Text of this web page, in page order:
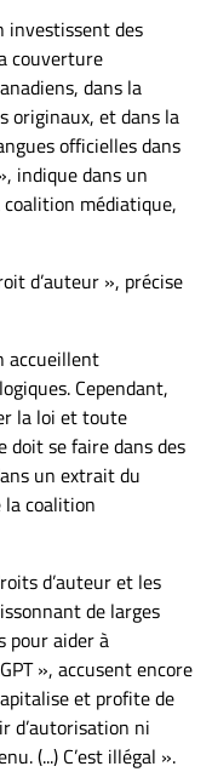
investissent des
couverture
dans la
originaux, et dans la
officielles dans
indique dans un
médiatique,
d’auteur », précise
accueillent
Cependant,
la loi et toute
se faire dans des
un extrait du
la coalition
d’auteur et les
de larges
pour aider à
», accusent encore
et profite de
d’autorisation ni
(...) C’est illégal ».